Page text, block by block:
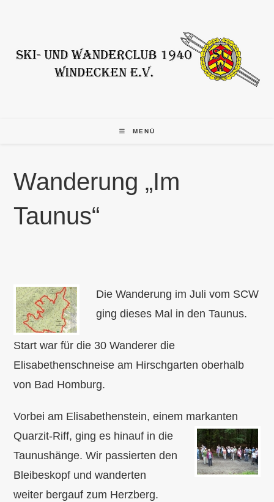
MENÜ
Wanderung „Im
Taunus“
Die Wanderung im Juli vom SCW
ging dieses Mal in den Taunus.
Start war für die 30 Wanderer die
Elisabethenschneise am Hirschgarten oberhalb
von Bad Homburg.
Vorbei am Elisabethenstein, einem markanten
Quarzit-Riff, ging es hinauf indie
Taunushänge. Wir passierten den
Bleibeskopf und wanderten
weiter bergauf zum Herzberg.